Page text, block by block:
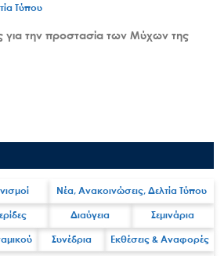
Τύπου
για την προστασία των Μύχων της
Νέα, Ανακοινώσεις, Δελτία Τύπου
Διαύγεια Σεμινάρια
Συνέδρια Εκθέσεις & Αναφορές